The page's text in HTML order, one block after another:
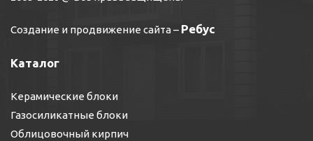
Создание и продвижение сайта– Ребус
Каталог
Керамические блоки
Газосиликатные блоки
Облицовочный кирпич